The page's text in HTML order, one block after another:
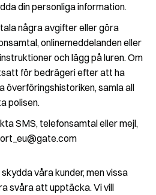
din personliga information.
några avgifter eller göra
onlinemeddelanden eller
och lägg på luren. Om
för bedrägeri efter att ha
överföringshistoriken, samla all
polisen.
SMS, telefonsamtal eller mejl,
våra kunder, men vissa
svåra att upptäcka. Vi vill